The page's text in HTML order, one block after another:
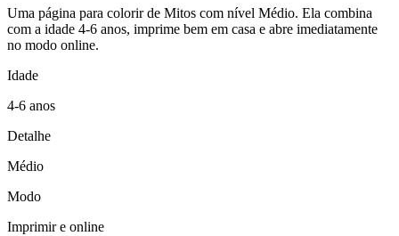
Uma página para colorir de Mitos com nível Médio. Ela combina
com a idade 4-6 anos, imprime bem em casa e abre imediatamente
no modo online.
Idade
4-6 anos
Detalhe
Médio
Modo
Imprimir e online